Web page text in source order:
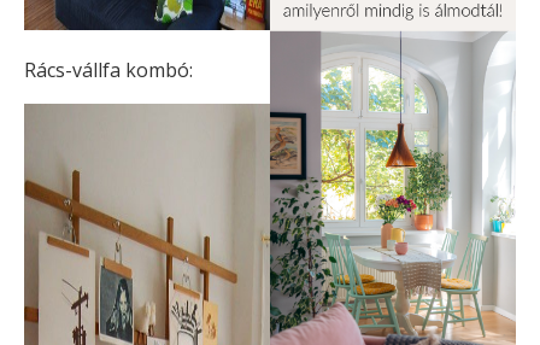
Rács-vállfa kombó: